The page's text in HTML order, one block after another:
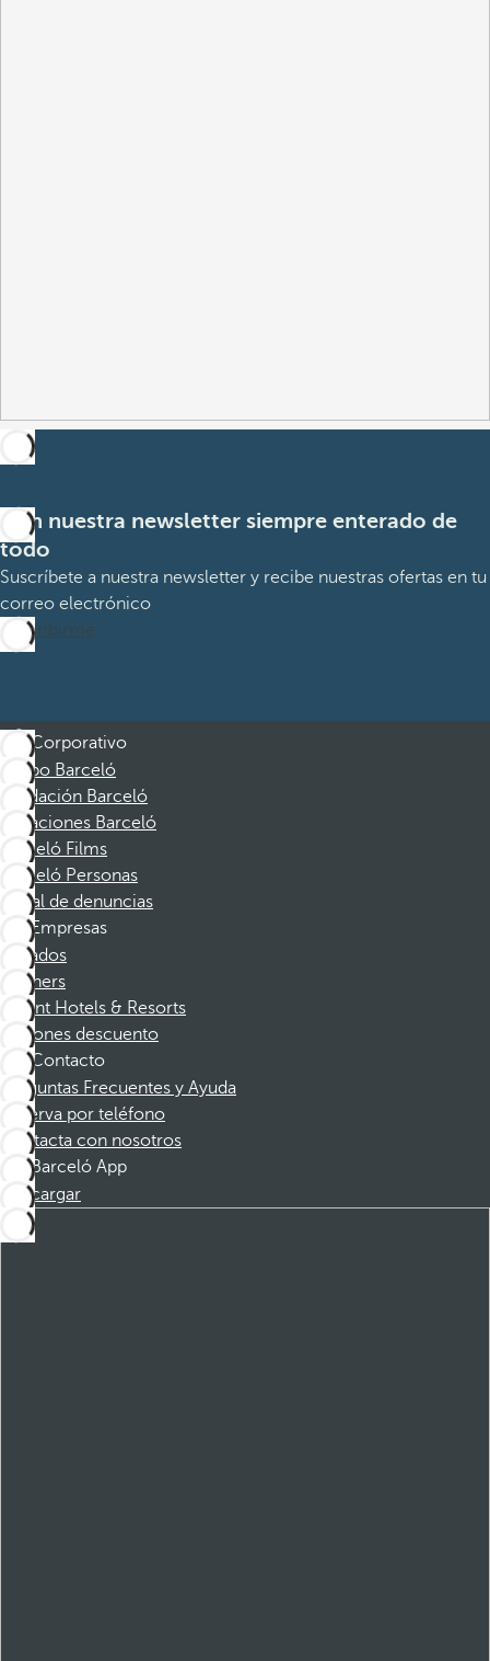
Con nuestra newsletter siempre enterado de
todo
Suscríbete a nuestra newsletter y recibe nuestras ofertas en tu
correo electrónico
Suscribirme
Corporativo
Grupo Barceló
Fundación Barceló
Vacaciones Barceló
Barceló Films
Barceló Personas
Canal de denuncias
Empresas
Afiliados
Partners
Dorint Hotels & Resorts
Cupones descuento
Contacto
Preguntas Frecuentes y Ayuda
Reserva por teléfono
Contacta con nosotros
Barceló App
Descargar